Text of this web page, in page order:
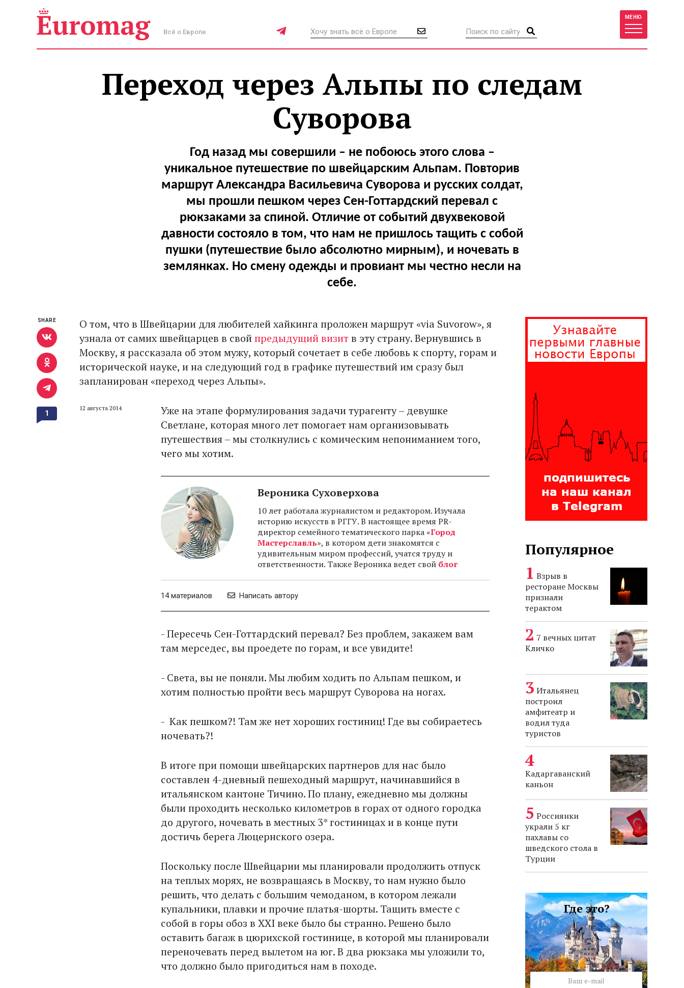
Всё о Европе
МЕНЮ
Переход через Альпы по следам
Суворова
Год назад мы совершили – не побоюсь этого слова –
уникальное путешествие по швейцарским Альпам. Повторив
маршрут Александра Васильевича Суворова и русских солдат,
мы прошли пешком через Сен-Готтардский перевал с
рюкзаками за спиной. Отличие от событий двухвековой
давности состояло в том, что нам не пришлось тащить с собой
пушки (путешествие было абсолютно мирным), и ночевать в
землянках. Но смену одежды и провиант мы честно несли на
себе.
О том, что в Швейцарии для любителей хайкинга проложен маршрут «via Suvorow», я
узнала от самих швейцарцев в свойпредыдущий визит в эту страну. Вернувшись в
Москву, я рассказала об этом мужу, который сочетает в себе любовь к спорту, горам и
исторической науке, и на следующий год в графике путешествий им сразу был
запланирован «переход через Альпы».
12 августа 2014
Уже на этапе формулирования задачи турагенту – девушке
Светлане, которая много лет помогает нам организовывать
путешествия – мы столкнулись с комическим непониманием того,
чего мы хотим.
Вероника Суховерхова
10 лет работала журналистом и редактором. Изучала
историю искусств в РГГУ. В настоящее время PR-
директор семейного тематического парка «Город
Мастерславль», в котором дети знакомятся с
удивительным миром профессий, учатся труду и
ответственности. Также Вероника ведет свой блог
14 материалов Написать автору
- Пересечь Сен-Готтардский перевал? Без проблем, закажем вам
там мерседес, вы проедете по горам, и все увидите!
- Света, вы не поняли. Мы любим ходить по Альпам пешком, и
хотим полностью пройти весь маршрут Суворова на ногах.
- Как пешком?! Там же нет хороших гостиниц! Где вы собираетесь
ночевать?!
В итоге при помощи швейцарских партнеров для нас было
составлен 4-дневный пешеходный маршрут, начинавшийся в
итальянском кантоне Тичино. По плану, ежедневно мы должны
были проходить несколько километров в горах от одного городка
до другого, ночевать в местных 3* гостиницах и в конце пути
достичь берега Люцернского озера.
Поскольку после Швейцарии мы планировали продолжить отпуск
на теплых морях, не возвращаясь в Москву, то нам нужно было
решить, что делать с большим чемоданом, в котором лежали
купальники, плавки и прочие платья-шорты. Тащить вместе с
собой в горы обоз в XXI веке было бы странно. Решено было
оставить багаж в цюрихской гостинице, в которой мы планировали
переночевать перед вылетом на юг. В два рюкзака мы уложили то,
что должно было пригодиться нам в походе.
SHARE
1
Популярное
Взрыв в
ресторане Москвы
признали
терактом
7 вечных цитат
Кличко
Итальянец
построил
амфитеатр и
водил туда
туристов
Кадаргаванский
каньон
Россиянки
украли 5 кг
пахлавы со
шведского стола в
Турции
Где это?